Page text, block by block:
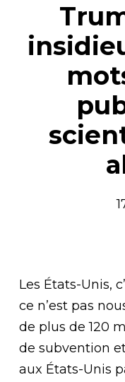
Les États-Unis,
ce n’est pas
de plus de 120
de subvention
aux États-Unis